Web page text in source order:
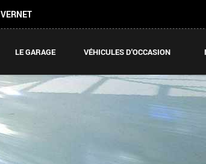
VERNET
LE GARAGE VÉHICULES D'OCCASION